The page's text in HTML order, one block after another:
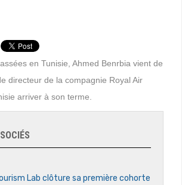
en Tunisie, Ahmed Benrbia vient de
directeur de la compagnie Royal Air
arriver à son terme.
Lab clôture sa première cohorte